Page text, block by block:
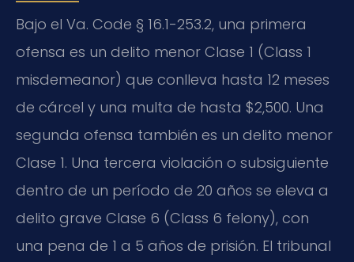
Bajo el Va. Code § 16.1-253.2, una primera
ofensa es un delito menor Clase 1 (Class 1
misdemeanor) que conlleva hasta 12 meses
de cárcel y una multa de hasta $2,500. Una
segunda ofensa también es un delito menor
Clase 1. Una tercera violación o subsiguiente
dentro de un período de 20 años se eleva a
delito grave Clase 6 (Class 6 felony), con
una pena de 1 a 5 años de prisión. El tribunal